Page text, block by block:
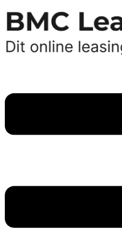
til
indhold